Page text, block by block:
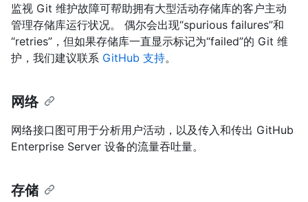
监视 Git 维护故障可帮助拥有大型活动存储库的客户主动
管理存储库运行状况。 偶尔会出现“spurious failures”和
“retries”，但如果存储库一直显示标记为“failed”的 Git 维
护，我们建议联系 GitHub 支持。
网络
网络接口图可用于分析用户活动，以及传入和传出 GitHub
Enterprise Server 设备的流量吞吐量。
存储